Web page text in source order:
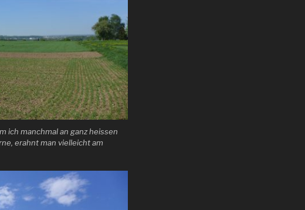
ich manchmal an ganz heissen
erahnt man vielleicht am